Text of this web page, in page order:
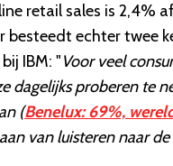
retail sales is 2,4%
besteedt echter twee
IBM: "Voor veel
dagelijks proberen te
(Benelux: 69%,
van luisteren naar